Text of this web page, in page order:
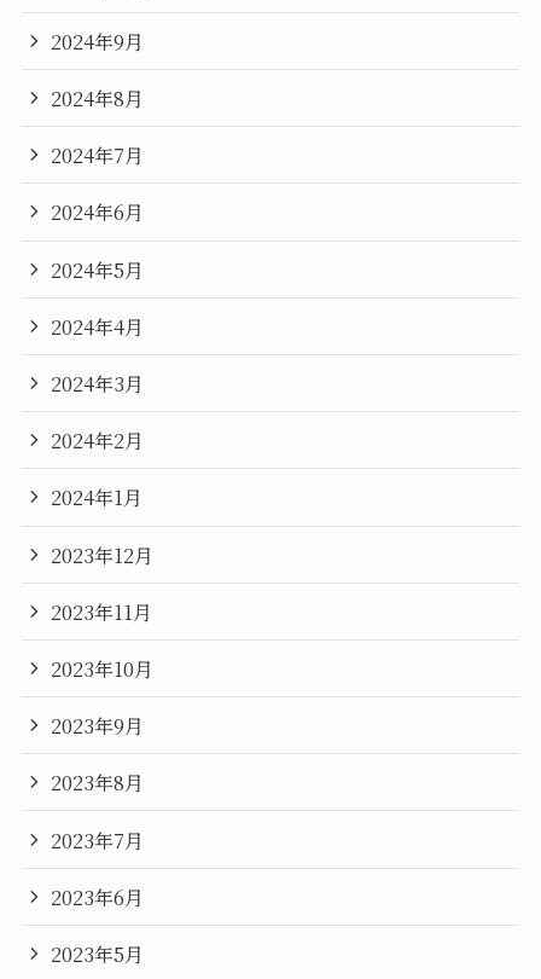
2024年9月
2024年8月
2024年7月
2024年6月
2024年5月
2024年4月
2024年3月
2024年2月
2024年1月
2023年12月
2023年11月
2023年10月
2023年9月
2023年8月
2023年7月
2023年6月
2023年5月